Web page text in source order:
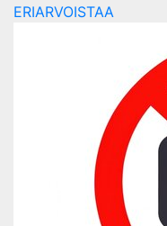
ERIARVOISTAA